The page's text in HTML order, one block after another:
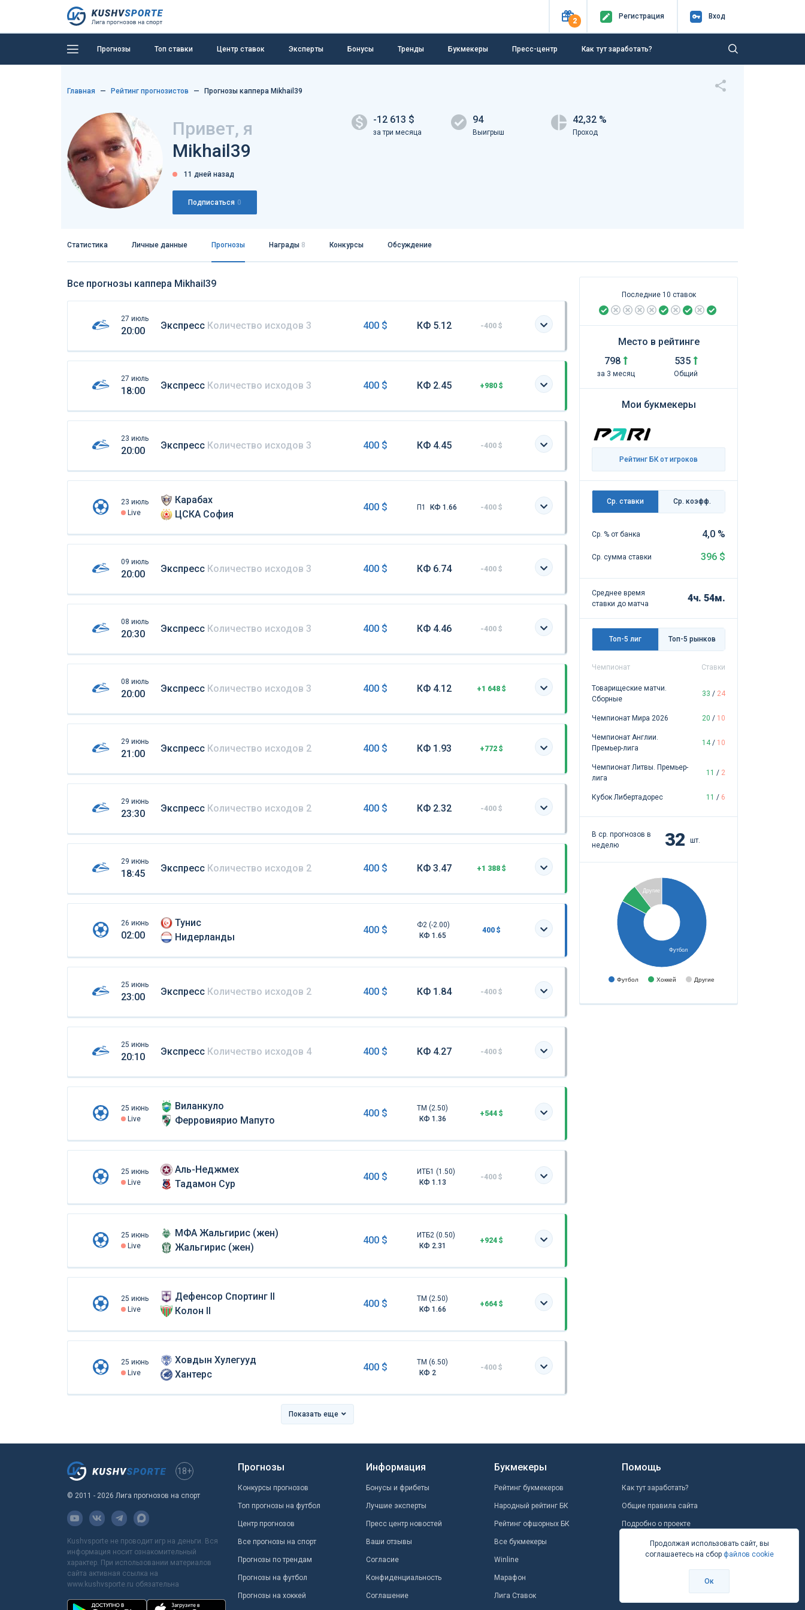
2
Регистрация Вход
Прогнозы Топ ставки Центр ставок Эксперты Бонусы Тренды Букмекеры Пресс-центр Как тут заработать?
Главная Рейтинг прогнозистов Прогнозы каппера Mikhail39
Привет, я
Mikhail39
11 дней назад
Подписаться 0
-12 613 $
за три месяца
94
Выигрыш
42,32 %
Проход
Статистика Личные данные Прогнозы Награды 8 Конкурсы Обсуждение
Все прогнозы каппера Mikhail39
27 июль
20:00 Экспресс Количество исходов 3 400 $ КФ 5.12 -400 $
27 июль
18:00 Экспресс Количество исходов 3 400 $ КФ 2.45 +980 $
23 июль
20:00 Экспресс Количество исходов 3 400 $ КФ 4.45 -400 $
23 июль
Live
Карабах
ЦСКА София
400 $ П1 КФ 1.66 -400 $
09 июль
20:00 Экспресс Количество исходов 3 400 $ КФ 6.74 -400 $
08 июль
20:30 Экспресс Количество исходов 3 400 $ КФ 4.46 -400 $
08 июль
20:00 Экспресс Количество исходов 3 400 $ КФ 4.12 +1 648 $
29 июнь
21:00 Экспресс Количество исходов 2 400 $ КФ 1.93 +772 $
29 июнь
23:30 Экспресс Количество исходов 2 400 $ КФ 2.32 -400 $
29 июнь
18:45 Экспресс Количество исходов 2 400 $ КФ 3.47 +1 388 $
26 июнь
02:00
Тунис
Нидерланды
400 $
Ф2 (-2.00)
КФ 1.65
400 $
25 июнь
23:00 Экспресс Количество исходов 2 400 $ КФ 1.84 -400 $
25 июнь
20:10 Экспресс Количество исходов 4 400 $ КФ 4.27 -400 $
25 июнь
Live
Виланкуло
Ферровиярио Мапуто
400 $
ТМ (2.50)
КФ 1.36
+544 $
25 июнь
Live
Аль-Неджмех
Тадамон Сур
400 $
ИТБ1 (1.50)
КФ 1.13
-400 $
25 июнь
Live
МФА Жальгирис (жен)
Жальгирис (жен)
400 $
ИТБ2 (0.50)
КФ 2.31
+924 $
25 июнь
Live
Дефенсор Спортинг II
Колон II
400 $
ТМ (2.50)
КФ 1.66
+664 $
25 июнь
Live
Ховдын Хулегууд
Хантерс
400 $
ТМ (6.50)
КФ 2
-400 $
Показать еще
Последние 10 ставок
Место в рейтинге
798
за 3 месяц
535
Общий
Мои букмекеры
Рейтинг БК от игроков
Ср. ставки Ср. коэфф.
Ср. % от банка 4,0 %
Ср. сумма ставки 396 $
Среднее время
ставки до матча
4ч. 54м.
Топ-5 лиг Топ-5 рынков
Чемпионат Ставки
Товарищеские матчи.
Сборные
33 / 24
Чемпионат Мира 2026 20 / 10
Чемпионат Англии.
Премьер-лига
14/ 10
Чемпионат Литвы. Премьер-
лига
11 / 2
Кубок Либертадорес 11 / 6
В ср. прогнозов в
неделю
32 шт.
Футбол Хоккей Другие
Другие
Футбол
18+
© 2011 - 2026 Лига прогнозов на спорт
Kushvsporte не проводит игр на деньги. Вся
информация носит ознакомительный
характер. При использовании материалов
сайта активная ссылка на
www.kushvsporte.ru обязательна
Прогнозы
Конкурсы прогнозов
Топ прогнозы на футбол
Центр прогнозов
Все прогнозы на спорт
Прогнозы по трендам
Прогнозы на футбол
Прогнозы на хоккей
Информация
Бонусы и фрибеты
Лучшие эксперты
Пресс центр новостей
Ваши отзывы
Согласие
Конфиденциальность
Соглашение
Букмекеры
Рейтинг букмекеров
Народный рейтинг БК
Рейтинг офшорных БК
Все букмекеры
Winline
Марафон
Лига Ставок
Помощь
Как тут заработать?
Общие правила сайта
Подробно о проекте
Школа ставокПродолжая использовать сайт, вы
соглашаетесь на сбор файлов cookie
Ок